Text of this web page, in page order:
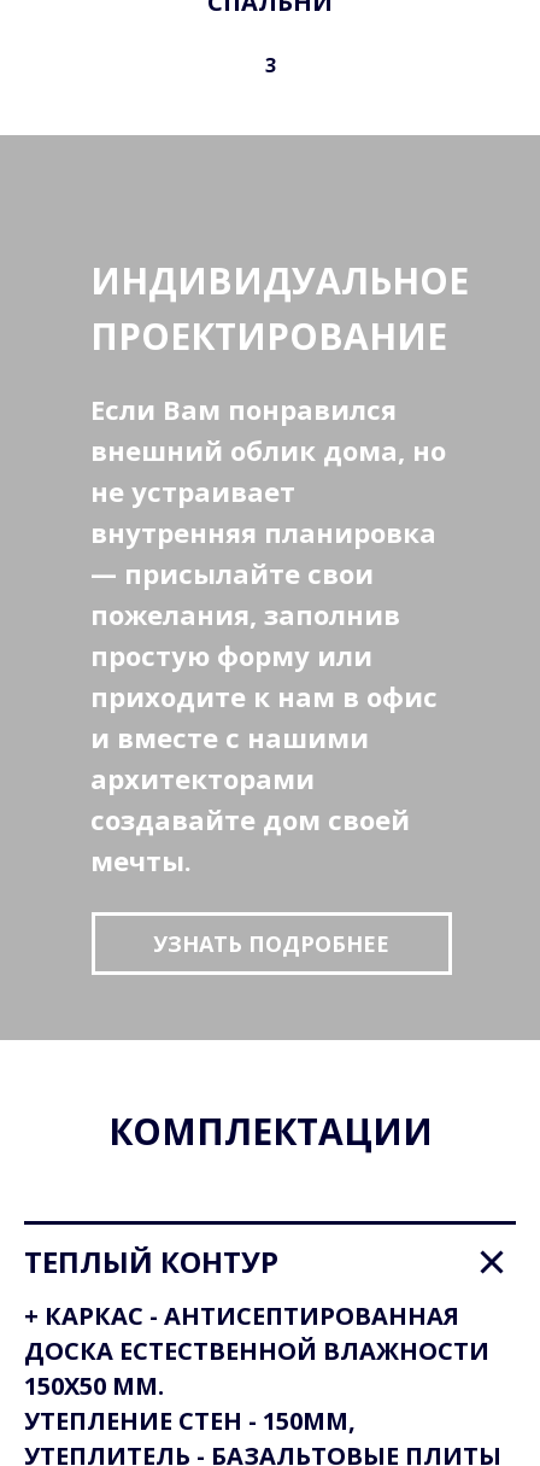
3
УЗНАТЬ ПОДРОБНЕЕ
Если Вам понравился
внешний облик дома, но
не устраивает
внутренняя планировка
— присылайте свои
пожелания, заполнив
простую форму или
приходите к нам в офис
и вместе с нашими
архитекторами
создавайте дом своей
мечты.
ИНДИВИДУАЛЬНОЕ
ПРОЕКТИРОВАНИЕ
КОМПЛЕКТАЦИИ
ТЕПЛЫЙ КОНТУР
+ КАРКАС - АНТИСЕПТИРОВАННАЯ
ДОСКА ЕСТЕСТВЕННОЙ ВЛАЖНОСТИ
150Х50 ММ.
УТЕПЛЕНИЕ СТЕН - 150ММ,
УТЕПЛИТЕЛЬ - БАЗАЛЬТОВЫЕ ПЛИТЫ